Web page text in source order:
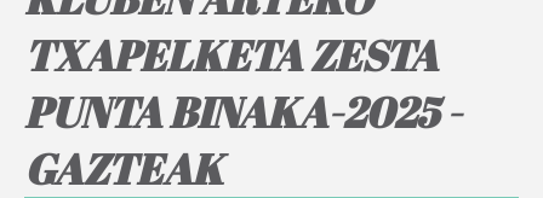
TXAPELKETA ZESTA
PUNTA BINAKA-2025 -
GAZTEAK